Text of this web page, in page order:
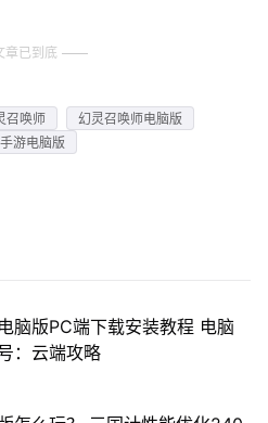
章已到底
召唤师
幻灵召唤师电脑版
游电脑版
脑版PC端下载安装教程 电脑
：云端攻略